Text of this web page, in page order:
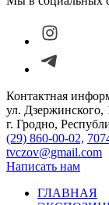
Контактная
ул. Дзержинского,
г. Гродно,
(29) 860-00-02,
tvczov@gmail.com
Написать нам
ГЛАВНАЯ